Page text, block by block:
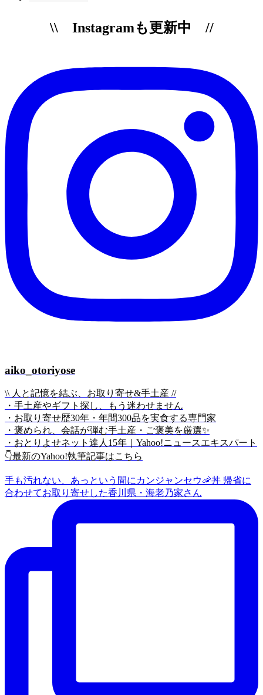
\\ Instagramも更新中 //
aiko_otoriyose
\\ 人と記憶を結ぶ、お取り寄せ&手土産 //
・手土産やギフト探し、もう迷わせません
・お取り寄せ歴30年・年間300品を実食する専門家
・褒められ、会話が弾む手土産・ご褒美を厳選✨
・おとりよせネット達人15年｜Yahoo!ニュースエキスパート
👇最新のYahoo!執筆記事はこちら
手も汚れない、あっという間にカンジャンセウ🦐丼 帰省に
合わせてお取り寄せした香川県・海老乃家さん